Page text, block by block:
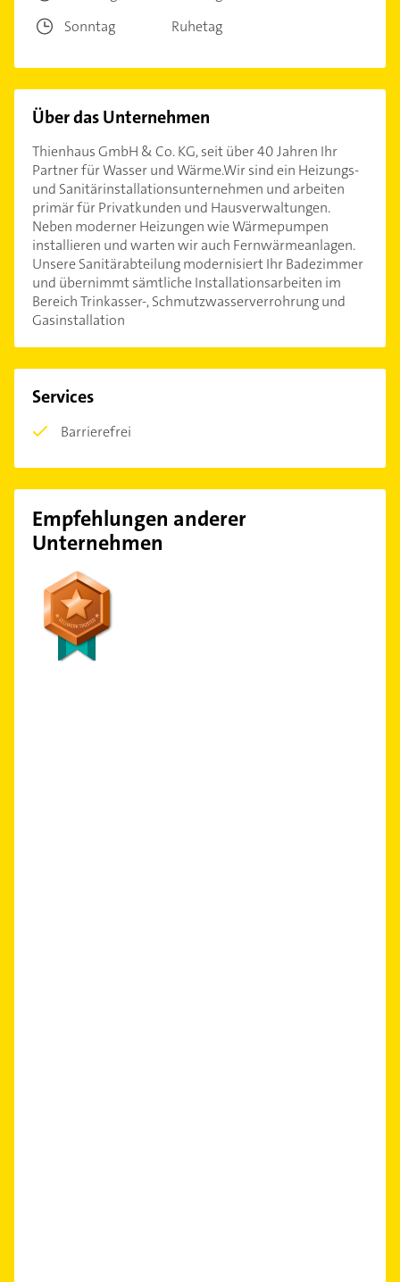
Sonntag
Ruhetag
Über das Unternehmen
Thienhaus GmbH & Co. KG, seit über 40 Jahren Ihr
Partner für Wasser und Wärme.Wir sind ein Heizungs-
und Sanitärinstallationsunternehmen und arbeiten
primär für Privatkunden und Hausverwaltungen.
Neben moderner Heizungen wie Wärmepumpen
installieren und warten wir auch Fernwärmeanlagen.
Unsere Sanitärabteilung modernisiert Ihr Badezimmer
und übernimmt sämtliche Installationsarbeiten im
Bereich Trinkasser-, Schmutzwasserverrohrung und
Gasinstallation
Services
Barrierefrei
Empfehlungen anderer
Unternehmen